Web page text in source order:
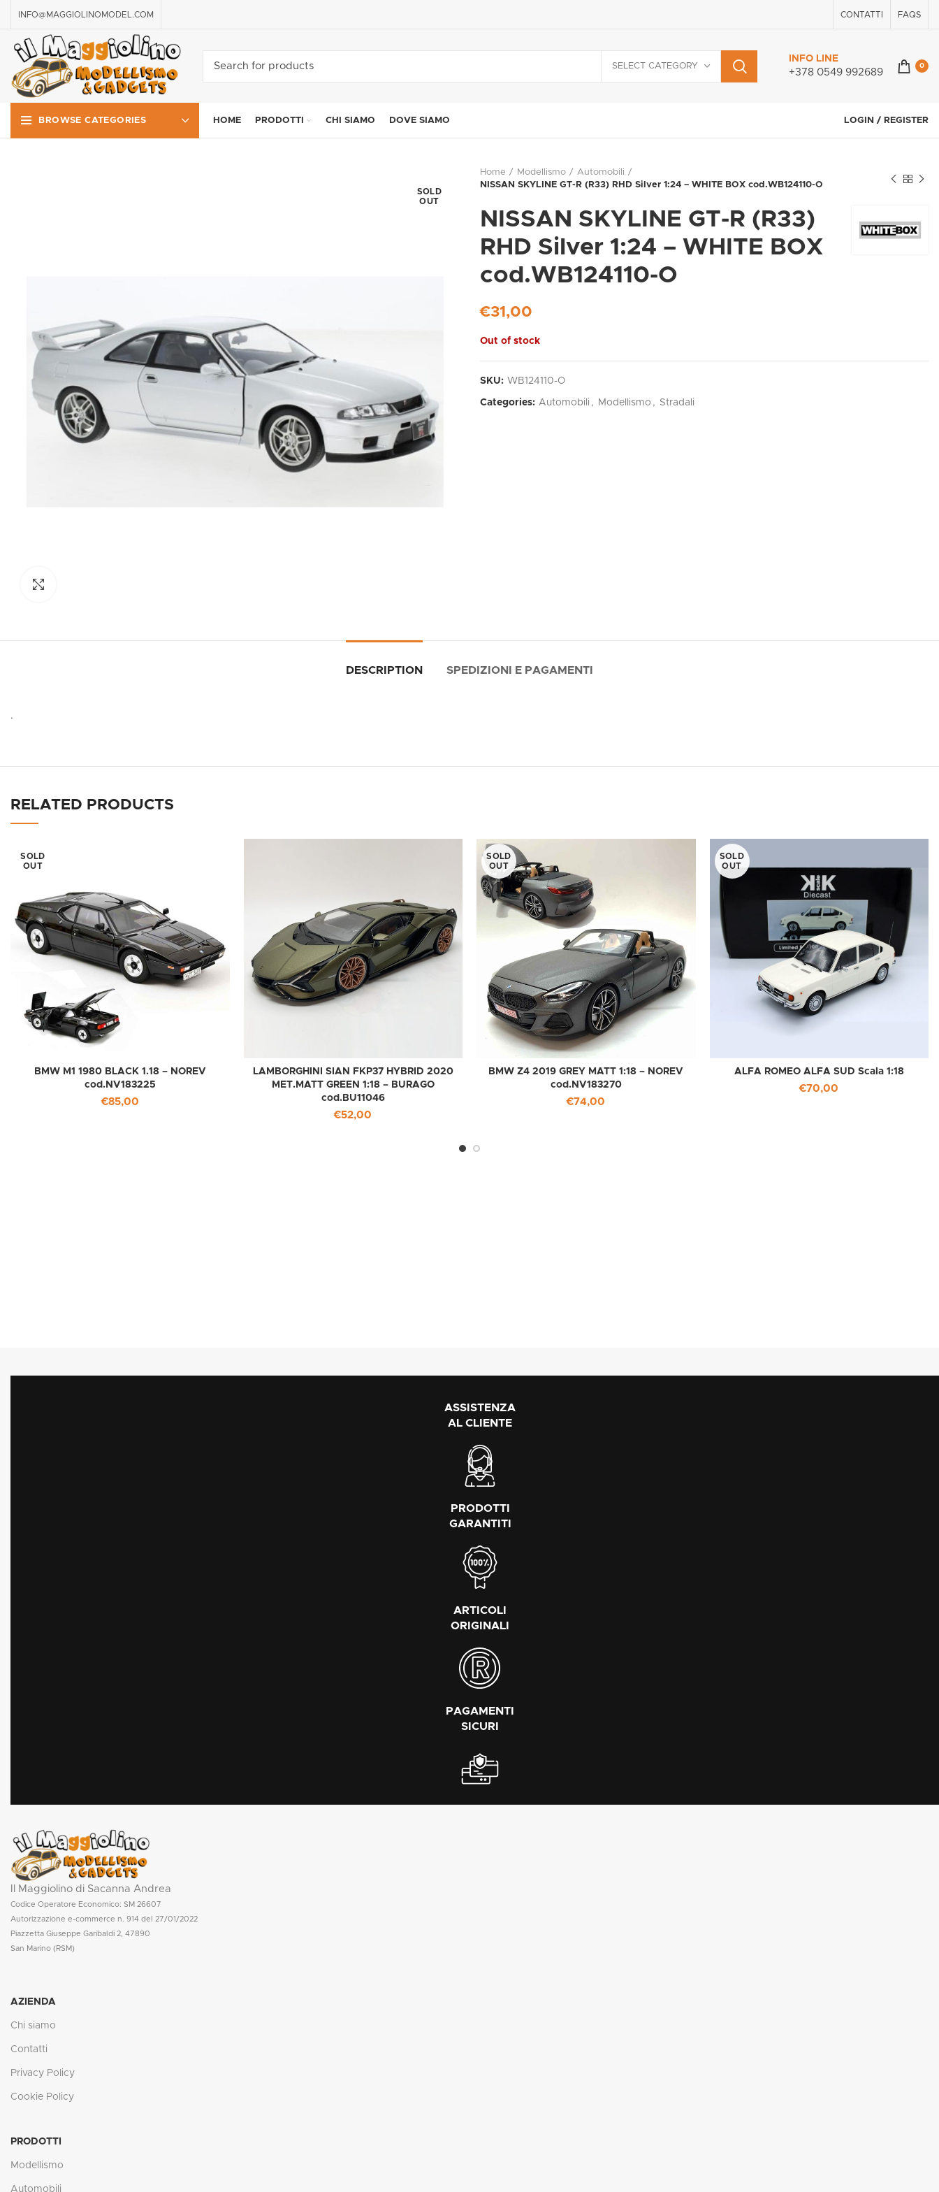
INFO@MAGGIOLINOMODEL.COM CONTATTI FAQS
SELECT CATEGORY
INFO LINE
+378 0549 992689
0
BROWSE CATEGORIES HOME PRODOTTI CHI SIAMO DOVE SIAMO LOGIN / REGISTER
SOLD
OUT
Home Modellismo
Automobili
NISSAN SKYLINE GT-R (R33) RHD Silver 1:24 – WHITE BOX cod.WB124110-O
NISSAN SKYLINE GT-R (R33)
RHD Silver 1:24 – WHITE BOX
cod.WB124110-O
€31,00
Out of stock
SKU: WB124110-O
Categories: Automobili , Modellismo , Stradali
DESCRIPTION SPEDIZIONI E PAGAMENTI
.
RELATED PRODUCTS
SOLD
OUT
BMW M1 1980 BLACK 1.18 – NOREV
cod.NV183225
€85,00
LAMBORGHINI SIAN FKP37 HYBRID 2020
MET.MATT GREEN 1:18 – BURAGO
cod.BU11046
€52,00
SOLD
OUT
BMW Z4 2019 GREY MATT 1:18 – NOREV
cod.NV183270
€74,00
SOLD
OUT
ALFA ROMEO ALFA SUD Scala 1:18
€70,00
ASSISTENZA
AL CLIENTE
PRODOTTI
GARANTITI
ARTICOLI
ORIGINALI
PAGAMENTI
SICURI
Il Maggiolino di Sacanna Andrea
Codice Operatore Economico: SM 26607
Autorizzazione e-commerce n. 914 del 27/01/2022
Piazzetta Giuseppe Garibaldi 2, 47890
San Marino (RSM)
AZIENDA
Chi siamo
Contatti
Privacy Policy
Cookie Policy
PRODOTTI
Modellismo
Automobili